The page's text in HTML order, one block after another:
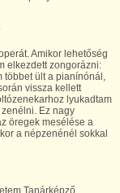
Amikor lehetőség
elkezdett zongorázni:
többet ült a pianínónál,
vissza kellett
lyukadtam
Ez nagy
öregek mesélése a
a népzenénél sokkal
Tanárképző